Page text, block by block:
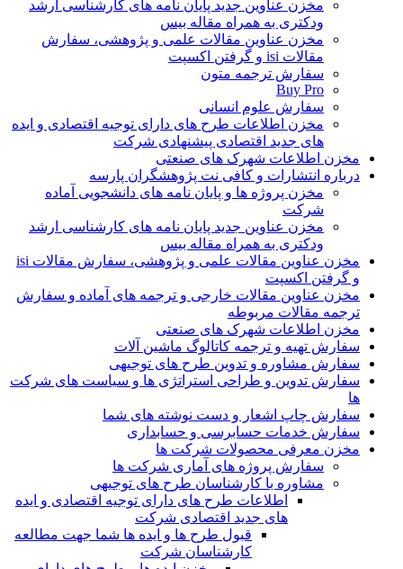
مخزن عناوین جدید پایان نامه های کارشناسی ارشد
ودکتری به همراه مقاله بیس
مخزن عناوین مقالات علمی و پژوهشی، سفارش
مقالات isi و گرفتن اکسپت
سفارش ترجمه متون
Buy Pro
سفارش علوم انسانی
مخزن اطلاعات طرح های دارای توجیه اقتصادی و ایده
های جدید اقتصادی پیشنهادی شرکت
مخزن اطلاعات شهرک های صنعتی
درباره انتشارات و کافی نت پژوهشگران پارسه
مخزن پروژه ها و پایان نامه های دانشجویی آماده
شرکت
مخزن عناوین جدید پایان نامه های کارشناسی ارشد
ودکتری به همراه مقاله بیس
مخزن عناوین مقالات علمی و پژوهشی، سفارش مقالات isi
و گرفتن اکسپت
مخزن عناوین مقالات خارجی و ترجمه های آماده و سفارش
ترجمه مقالات مربوطه
مخزن اطلاعات شهرک های صنعتی
سفارش تهیه و ترجمه کاتالوگ ماشین آلات
سفارش مشاوره و تدوین طرح های توجیهی
سفارش تدوین و طراحی استراتژی ها و سیاست های شرکت
ها
سفارش چاپ اشعار و دست نوشته های شما
سفارش خدمات حسابرسی و حسابداری
مخزن معرفی محصولات شرکت ها
سفارش پروژه های آماری شرکت ها
مشاوره با کارشناسان طرح های توجیهی
اطلاعات طرح های دارای توجیه اقتصادی و ایده
های جدید اقتصادی شرکت
قبول طرح ها و ایده ها شما جهت مطالعه
کارشناسان شرکت